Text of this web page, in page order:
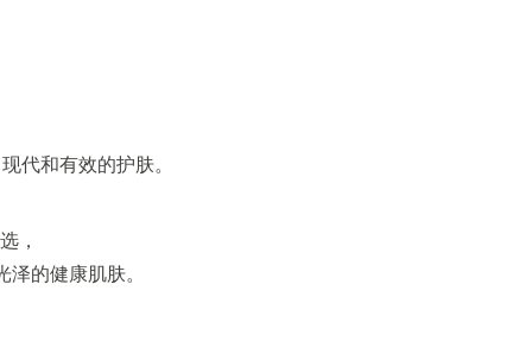
代和有效的护肤。
，
的健康肌肤。